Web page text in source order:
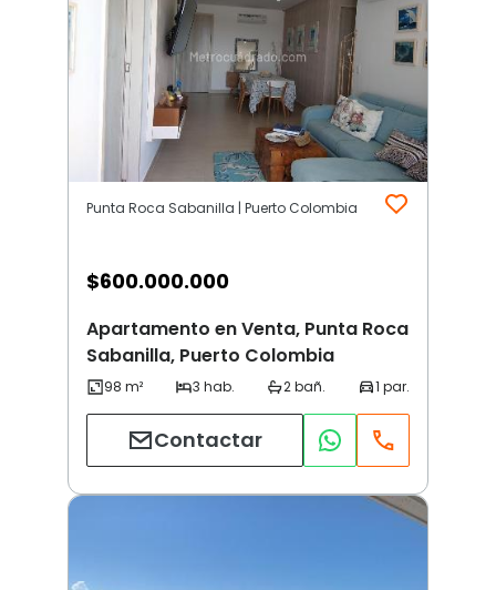
Punta Roca Sabanilla | Puerto Colombia
$600.000.000
Apartamento en Venta, Punta Roca
Sabanilla, Puerto Colombia
Contactar